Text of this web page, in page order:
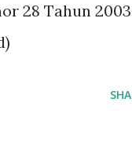
28 Tahun 2003